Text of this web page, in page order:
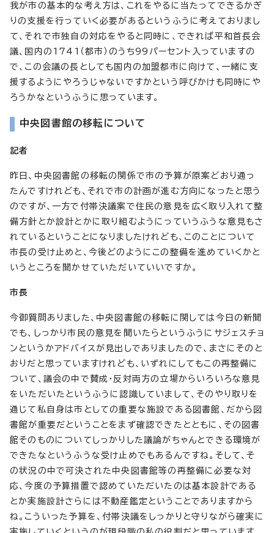
我が市の基本的な考え方は、これをやるに当たってできるかぎ
りの支援を行っていく必要があるというふうに考えておりまし
て、それで市独自の対応をやると同時に、できれば平和首長会
議、国内の1741（都市）のうち99パーセント入っていますの
で、この会議の長としても国内の加盟都市に向けて、一緒に支
援するようにやろうじゃないですかという呼びかけも同時にや
ろうかなというふうに思っています。
中央図書館の移転について
記者
昨日、中央図書館の移転の関係で市の予算が原案どおり通っ
たんですけれども、それで市の計画が進む方向になったと思う
のですが、一方で付帯決議案で住民の意見を広く取り入れて整
備方針とか設計とかに取り組むようにっていうふうな意見もさ
れているということになりましたけれども、このことについて
市長の受け止めと、今後どのようにこの整備を進めていくかと
いうところを聞かせていただいていいですか。
市長
今御質問ありました、中央図書館の移転に関しては今日の新聞
でも、しっかり市民の意見を聞いたらというふうにサジェスチョ
ンというかアドバイスが見出しでありましたので、まさにそのと
おりだと思っていますけれども、いずれにしてもこの再整備に
ついて、議会の中で賛成・反対両方の立場からいろいろな意見
をいただいたというふうに認識していまして、そのやり取りを
通じて私自身は市としての重要な施設である図書館、だから図
書館が重要だということをまず確認できたとともに、その図書
館そのものについてしっかりした議論がちゃんとできる環境が
できたなというふうな受け止めでもあるんですね。そして、そ
の状況の中で可決された中央図書館等の再整備に必要な対
応、今度の予算措置で認めていただいたのは基本設計である
とか実施設計さらには不動産鑑定ということでありますから
ね。こういった予算を、付帯決議をしっかりと守りながら確実に